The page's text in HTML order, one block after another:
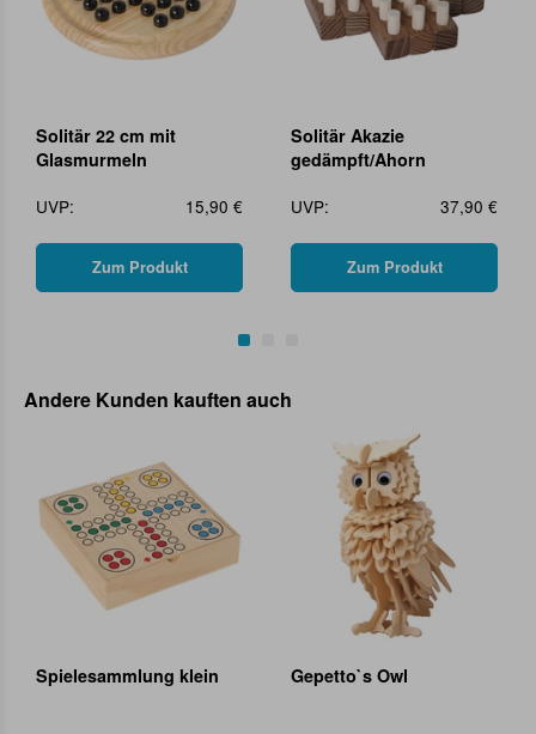
Solitär 22 cm mit
Glasmurmeln
UVP:
15,90 €
Zum Produkt
Solitär Akazie
gedämpft/Ahorn
UVP:
37,90 €
Zum Produkt
Andere Kunden kauften auch
Spielesammlung klein Gepetto`s Owl